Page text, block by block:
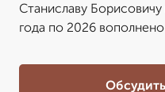
Станиславу
года по 2026